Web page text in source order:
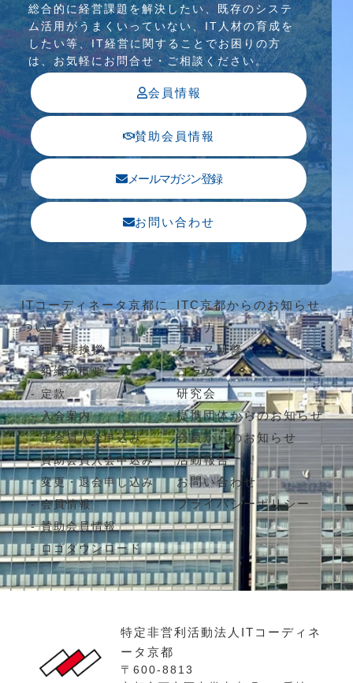
総合的に経営課題を解決したい、既存のシステ
ム活⽤がうまくいっていない、IT⼈材の育成を
したい等、IT経営に関することでお困りの⽅
は、お気軽にお問合せ・ご相談ください。
会員情報
賛助会員情報
メールマガジン登録
お問い合わせ
ITコーディネータ京都に
ついて
理事長挨拶
組織の概要
定款
入会案内
正会員入会申込み
賛助会員入会申込み
変更・退会申し込み
会員情報
賛助会員情報
ロゴダウンロード
ITC京都からのお知らせ
セミナー
ケース研修
コラム
研究会
提携団体からのお知らせ
会員からのお知らせ
活動報告
お問い合わせ
プライバシーポリシー
特定非営利活動法人ITコーディネ
ータ京都
〒600-8813